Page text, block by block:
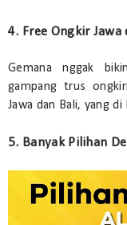
4. Free Ongkir Jawa
Gemana nggak
gampang trus
Jawa dan Bali, yang
5. Banyak Pilihan